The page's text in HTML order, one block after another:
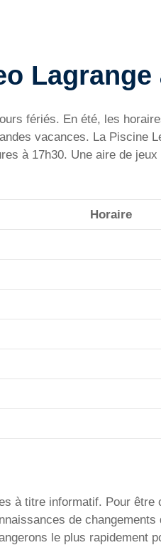
Lagrange
fériés. En été, les
vacances. La Piscine
à 17h30. Une aire de
Horaire
à titre informatif. Pour
de
le plus rapidement